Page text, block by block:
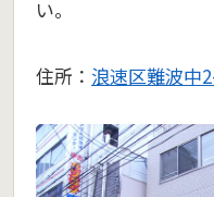
い。
住所： 浪速区難波中